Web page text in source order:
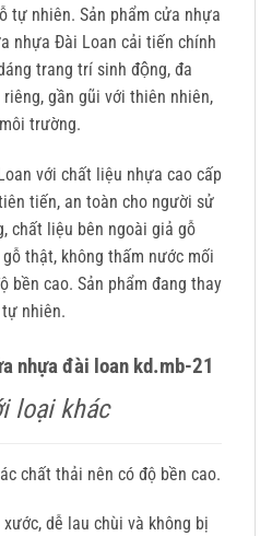
tự nhiên. Sản phẩm cửa nhựa
nhựa Đài Loan cải tiến chính
trang trí sinh động, đa
gần gũi với thiên nhiên,
trường.
với chất liệu nhựa cao cấp
tiến, an toàn cho người sử
chất liệu bên ngoài giả gỗ
thật, không thấm nước mối
bền cao. Sản phẩm đang thay
nhiên.
nhựa đài loan kd.mb-21
loại khác
chất thải nên có độ bền cao.
dễ lau chùi và không bị